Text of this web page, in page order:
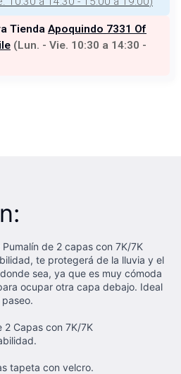
Tienda Apoquindo 7331 Of
(Lun. - Vie. 10:30 a 14:30 -
de 2 capas con 7K/7K
te protegerá de la lluvia y el
sea, ya que es muy cómoda
ocupar otra capa debajo. Ideal
2 Capas con 7K/7K
tapeta con velcro.